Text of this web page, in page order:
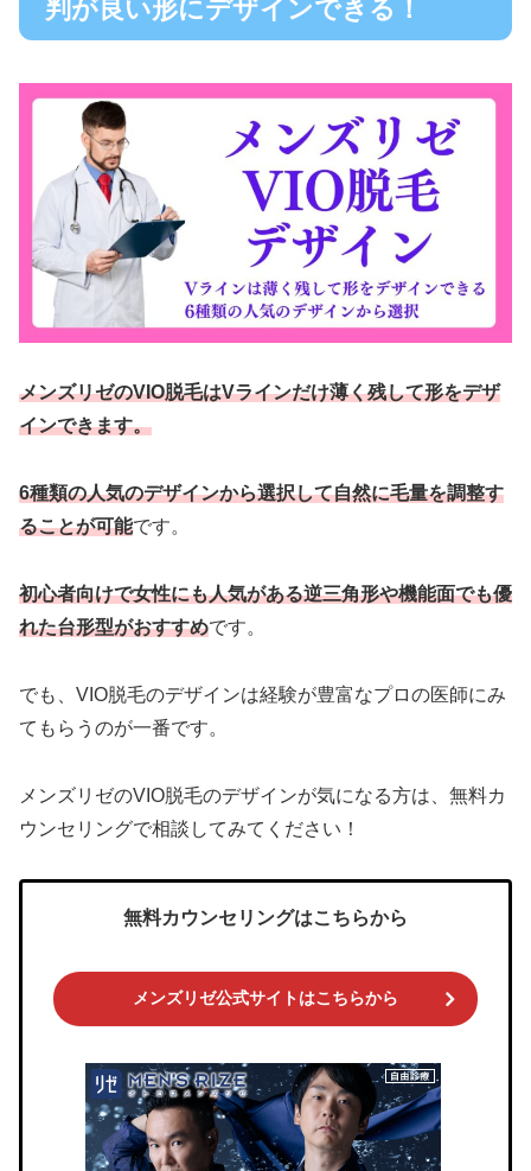
判が良い形にデザインできる！
メンズリゼのVIO脱毛はVラインだけ薄く残して形をデザ
インできます。
6種類の人気のデザインから選択して自然に毛量を調整す
ることが可能です。
初心者向けで女性にも人気がある逆三角形や機能面でも優
れた台形型がおすすめです。
でも、VIO脱毛のデザインは経験が豊富なプロの医師にみ
てもらうのが一番です。
メンズリゼのVIO脱毛のデザインが気になる方は、無料カ
ウンセリングで相談してみてください！
無料カウンセリングはこちらから
メンズリゼ公式サイトはこちらから